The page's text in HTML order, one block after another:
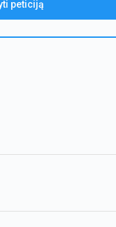
peticiją